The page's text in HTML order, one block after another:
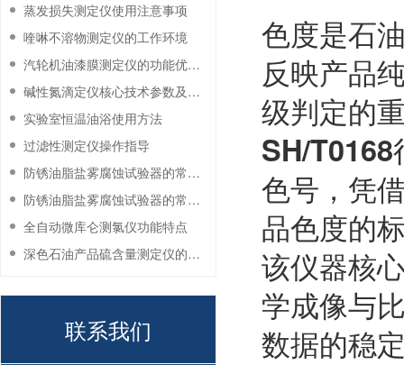
色度是石
反映产品
级判定的
SH/T0168
色号，凭
品色度的
该仪器核
学成像与
数据的稳
蒸发损失测定仪使用注意事项
喹啉不溶物测定仪的工作环境
汽轮机油漆膜测定仪的功能优势有哪些？
碱性氮滴定仪核心技术参数及应用说明
实验室恒温油浴使用方法
过滤性测定仪操作指导
防锈油脂盐雾腐蚀试验器的常见故障与解决方法
防锈油脂盐雾腐蚀试验器的常见故障与解决方法
全自动微库仑测氯仪功能特点
深色石油产品硫含量测定仪的工作环境要求
联系我们